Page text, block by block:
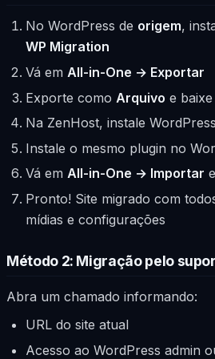
No WordPress de origem,
WP Migration
Vá em All-in-One → Exportar
Exporte como Arquivo e
Na ZenHost, instale
Instale o mesmo plugin no
Vá em All-in-One → Importar
Pronto! Site migrado com
mídias e configurações
Método 2: Migração pelo
Abra um chamado informando:
URL do site atual
Acesso ao WordPress admin